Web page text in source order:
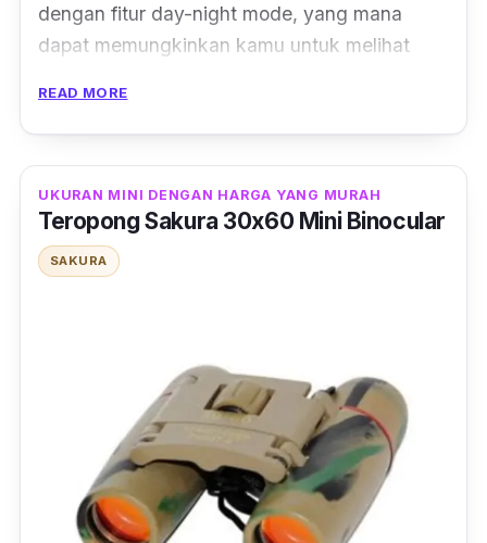
dengan fitur day-night mode, yang mana
dapat memungkinkan kamu untuk melihat
Selain itu, teropong Bushnell ini juga dapat
melakukan pembesaran 16 kali pada objek,
melalui lensa berdiameter 52 mm, sehingga
objek dapat terlihat lebih jelas. Produk ini juga
Dengan bentuk silinder dan dilengkapi
dengan tas khusus, membuat produk ini lebih
mudah untuk dibawa berpergian. Materialnya
kuat dan tahan lama, menjadikan teleskop ini
cocok digunakan untuk berpetualang.
READ MORE
UKURAN MINI DENGAN HARGA YANG MURAH
Teropong Sakura 30x60 Mini Binocular
SAKURA